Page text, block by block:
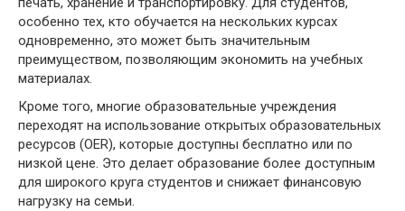
особенно тех, кто обучается на нескольких курсах
одновременно, это может быть значительным
преимуществом, позволяющим экономить на учебных
материалах.
Кроме того, многие образовательные учреждения
переходят на использование открытых образовательных
ресурсов (OER), которые доступны бесплатно или по
низкой цене. Это делает образование более доступным
для широкого круга студентов и снижает финансовую
нагрузку на семьи.